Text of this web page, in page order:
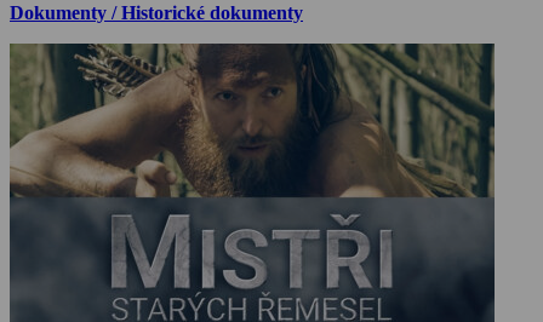
Dokumenty / Historické dokumenty